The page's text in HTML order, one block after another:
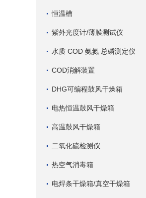
恒温槽
紫外光度计/薄膜测试仪
水质 COD 氨氮 总磷测定仪
COD消解装置
DHG可编程鼓风干燥箱
电热恒温鼓风干燥箱
高温鼓风干燥箱
二氧化硫检测仪
热空气消毒箱
电焊条干燥箱/真空干燥箱